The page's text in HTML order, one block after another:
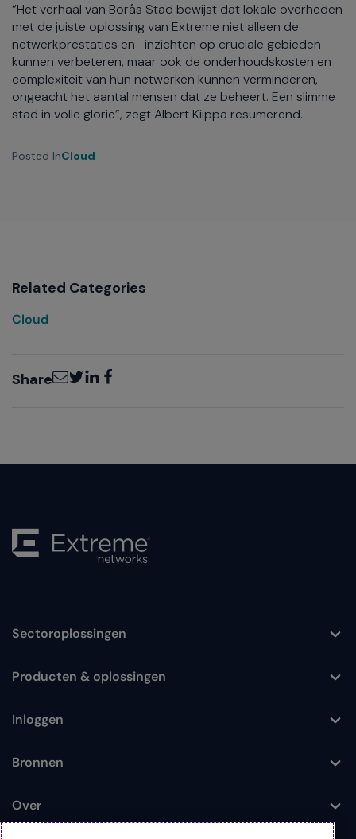
“Het verhaal van Borås Stad bewijst dat lokale overheden
met de juiste oplossing van Extreme niet alleen de
netwerkprestaties en -inzichten op cruciale gebieden
kunnen verbeteren, maar ook de onderhoudskosten en
complexiteit van hun netwerken kunnen verminderen,
ongeacht het aantal mensen dat ze beheert. Een slimme
stad in volle glorie”, zegt Albert Kiippa resumerend.
Posted InCloud
Related Categories
Cloud
ShareEmailTwitter
LinkedInFacebook
Toggle
Sectoroplossingen
Toggle
Producten & oplossingen
Toggle
Inloggen
Toggle
Bronnen
Toggle
Over